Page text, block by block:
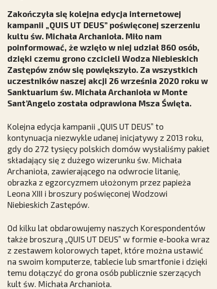
Zakończyła się kolejna edycja internetowej
kampanii „QUIS UT DEUS” poświęconej szerzeniu
kultu św. Michała Archanioła. Miło nam
poinformować, że wzięło w niej udział 860 osób,
dzięki czemu grono czcicieli Wodza Niebieskich
Zastępów znów się powiększyło. Za wszystkich
uczestników naszej akcji 26 września 2020 roku w
Sanktuarium św. Michała Archanioła w Monte
Sant’Angelo została odprawiona Msza Święta.
Kolejna edycja kampanii „QUIS UT DEUS” to
kontynuacja niezwykle udanej inicjatywy z 2013 roku,
gdy do 272 tysięcy polskich domów wysłaliśmy pakiet
składający się z dużego wizerunku św. Michała
Archanioła, zawierającego na odwrocie litanię,
obrazka z egzorcyzmem ułożonym przez papieża
Leona XIII i broszury poświęconej Wodzowi
Niebieskich Zastępów.
Od kilku lat obdarowujemy naszych Korespondentów
także broszurą „QUIS UT DEUS” w formie e-booka wraz
z zestawem kolorowych tapet, które można ustawić
na swoim komputerze, tablecie lub smartfonie i dzięki
temu dołączyć do grona osób publicznie szerzących
kult św. Michała Archanioła.